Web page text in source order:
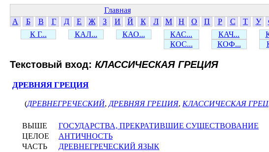
Главная
А
Б В Г Д Е Ж З И Й К Л М Н О П Р С Т У
К Г...
КАЛ... КАО... КАС... КАЧ...
КОС...
КОФ...
Текстовый вход: КЛАССИЧЕСКАЯ ГРЕЦИЯ
ДРЕВНЯЯ ГРЕЦИЯ
(ДРЕВНЕГРЕЧЕСКИЙ, ДРЕВНЯЯ ГРЕЦИЯ, КЛАССИЧЕСКАЯ
ВЫШЕ
ГОСУДАРСТВА, ПРЕКРАТИВШИЕ СУЩЕСТВОВАНИЕ
ЦЕЛОЕ
АНТИЧНОСТЬ
ЧАСТЬ
ДРЕВНЕГРЕЧЕСКИЙ ЯЗЫК